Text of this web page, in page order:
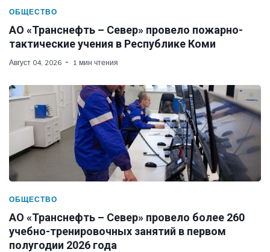
ОБЩЕСТВО
АО «Транснефть – Север» провело пожарно-
тактические учения в Республике Коми
Август 04, 2026 1 мин чтения
ОБЩЕСТВО
АО «Транснефть – Север» провело более 260
учебно-тренировочных занятий в первом
полугодии 2026 года